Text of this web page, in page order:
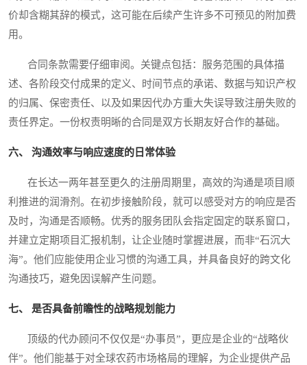
价却含糊其辞的模式，这可能在后续产生许多不可预见的附加费
用。
合同条款需要仔细审阅。关键点包括：服务范围的具体描
述、各阶段交付成果的定义、时间节点的承诺、数据与知识产权
的归属、保密责任、以及如果因代办方重大失误导致注册失败的
责任界定。一份权责明晰的合同是双方长期友好合作的基础。
六、 沟通效率与响应速度的日常体验
在长达一两年甚至更久的注册周期里，高效的沟通是项目顺
利推进的润滑剂。在初步接触阶段，就可以感受对方的响应是否
及时，沟通是否顺畅。优秀的服务团队会指定固定的联系窗口，
并建立定期项目汇报机制，让企业随时掌握进展，而非“石沉大
海”。他们应能使用企业习惯的沟通工具，并具备良好的跨文化
沟通技巧，避免因误解产生问题。
七、 是否具备前瞻性的战略规划能力
顶级的代办顾问不仅仅是“办事员”，更应是企业的“战略伙
伴”。他们能基于对全球农药市场格局的理解，为企业提供产品